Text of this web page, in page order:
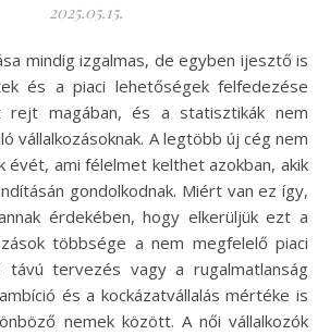
2025.05.15.
és a piaci lehetőségek felfedezése
rejt magában, és a statisztikák nem
vállalkozásoknak. A legtöbb új cég nem
évét, ami félelmet kelthet azokban, akik
gondolkodnak. Miért van ez így,
érdekében, hogy elkerüljük ezt a
többsége a nem megfelelő piaci
tervezés vagy a rugalmatlanság
és a kockázatvállalás mértéke is
nemek között. A női vállalkozók